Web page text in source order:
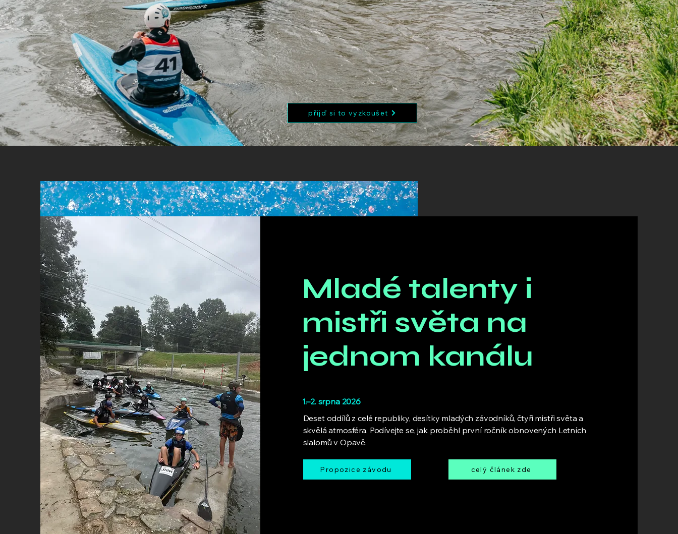
přijď si to vyzkoušet
Mladé talenty i
mistři světa na
jednom kanálu
1.–2. srpna 2026
Deset oddílů z celé republiky, desítky mladých závodníků, čtyři mistři světa a
skvělá atmosféra. Podívejte se, jak proběhl první ročník obnovených Letních
slalomů v Opavě.
Propozice závodu celý článek zde